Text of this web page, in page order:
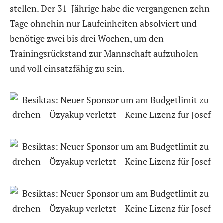
stellen. Der 31-Jährige habe die vergangenen zehn
Tage ohnehin nur Laufeinheiten absolviert und
benötige zwei bis drei Wochen, um den
Trainingsrückstand zur Mannschaft aufzuholen
und voll einsatzfähig zu sein.